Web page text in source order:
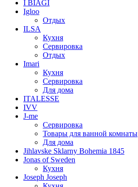
I BIAGI
Igloo
Отдых
ILSA
Кухня
Сервировка
Отдых
Imari
Кухня
Сервировка
Для дома
ITALESSE
IVV
J-me
Сервировка
Товары для ванной комнаты
Для дома
Jihlavske Sklarny Bohemia 1845
Jonas of Sweden
Кухня
Joseph Joseph